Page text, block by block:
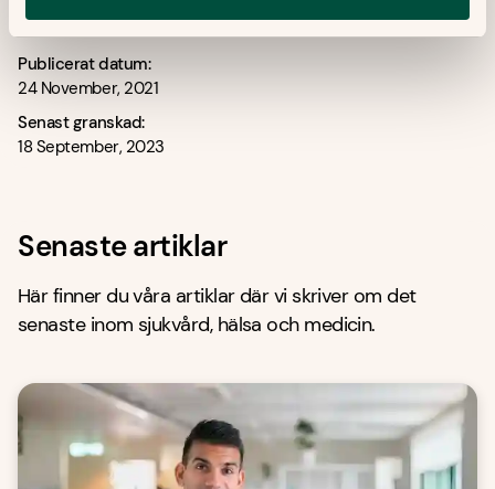
Publicerat datum:
24 November, 2021
Senast granskad:
18 September, 2023
Senaste artiklar
Här finner du våra artiklar där vi skriver om det
senaste inom sjukvård, hälsa och medicin.